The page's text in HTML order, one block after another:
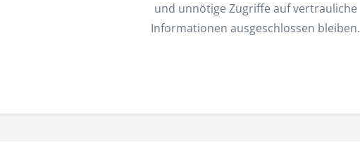
und unnötige Zugriffe auf vertrauliche
Informationen ausgeschlossen bleiben.